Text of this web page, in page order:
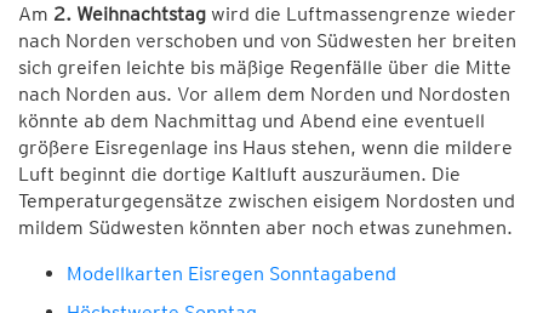
Am 2. Weihnachtstag wird die Luftmassengrenze wieder
nach Norden verschoben und von Südwesten her breiten
sich greifen leichte bis mäßige Regenfälle über die Mitte
nach Norden aus. Vor allem dem Norden und Nordosten
könnte ab dem Nachmittag und Abend eine eventuell
größere Eisregenlage ins Haus stehen, wenn die mildere
Luft beginnt die dortige Kaltluft auszuräumen. Die
Temperaturgegensätze zwischen eisigem Nordosten und
mildem Südwesten könnten aber noch etwas zunehmen.
Modellkarten Eisregen Sonntagabend